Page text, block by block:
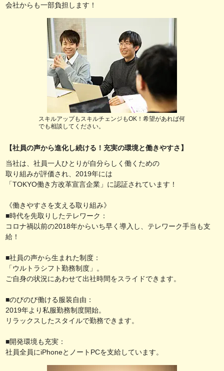
会社からも一部負担します！
スキルアップもスキルチェンジもOK！希望があれば何
でも相談してください。
【社員の声から進化し続ける！充実の環境と働きやすさ】
当社は、社員一人ひとりが自分らしく働くための
取り組みが評価され、2019年には
「TOKYO働き方改革宣言企業」に認証されています！
《働きやすさを支える取り組み》
■時代を先取りしたテレワーク：
コロナ禍以前の2018年からいち早く導入し、テレワーク手当も支
給！
■社員の声から生まれた制度：
「ウルトラシフト勤務制度」。
ご自身の状況にあわせて出社時間をスライドできます。
■のびのび働ける服装自由：
2019年より私服勤務制度開始。
リラックスしたスタイルで勤務できます。
■開発環境も充実：
社員全員にiPhoneとノートPCを支給しています。